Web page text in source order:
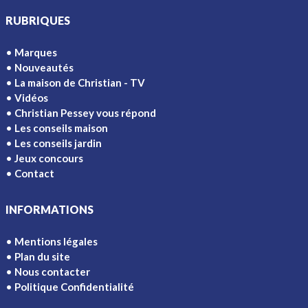
RUBRIQUES
Marques
Nouveautés
La maison de Christian - TV
Vidéos
Christian Pessey vous répond
Les conseils maison
Les conseils jardin
Jeux concours
Contact
INFORMATIONS
Mentions légales
Plan du site
Nous contacter
Politique Confidentialité